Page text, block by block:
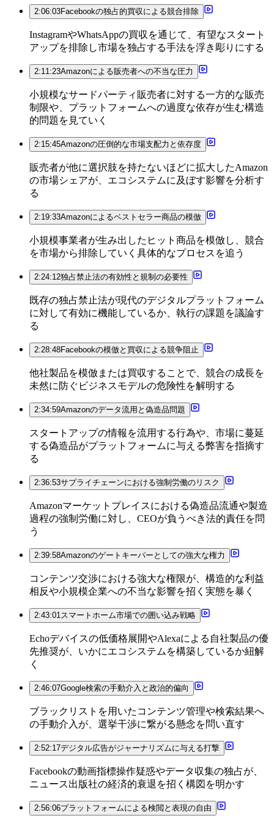
2:06:03Facebookの独占的買収による競合排除
InstagramやWhatsAppの買収を通じて、有望なスタート
アップを排除し市場を独占する手法を浮き彫りにする
2:11:23Amazonによる販売者への不当な圧力
小規模なサードパーティ販売者に対する一方的な販売
制限や、プラットフォームへの過度な依存が生む構造
的問題を見ていく
2:15:45Amazonの圧倒的な市場支配力と依存度
販売者が他に選択肢を持たないほどに拡大したAmazon
の市場シェアが、エコシステムに及ぼす影響を分析す
る
2:19:33Amazonによるベストセラー商品の模倣
小規模事業者が生み出したヒット商品を模倣し、競合
を市場から排除していく具体的なプロセスを追う
2:24:12独占禁止法の有効性と規制の必要性
既存の独占禁止法が現代のデジタルプラットフォーム
に対して有効に機能しているか、執行の課題を議論す
る
2:28:48Facebookの模倣と買収による競争阻止
他社製品を模倣または買収することで、競合の成長を
未然に防ぐビジネスモデルの危険性を解明する
2:34:59Amazonのデータ流用と偽造品問題
スタートアップの情報を流用する行為や、市場に蔓延
する偽造品がプラットフォームに与える弊害を指摘す
る
2:36:53サプライチェーンにおける強制労働のリスク
Amazonマーケットプレイスにおける偽造品流通や製造
過程の強制労働に対し、CEOが負うべき法的責任を問
う
2:39:58Amazonのゲートキーパーとしての強大な権力
コンテンツ交渉における強大な権限が、構造的な利益
相反や小規模企業への不当な影響を招く実態を暴く
2:43:01 スマートホーム市場での囲い込み戦略
Echoデバイスの低価格展開やAlexaによる自社製品の優
先推奨が、いかにエコシステムを構築しているか紐解
く
2:46:07Google検索の手動介入と政治的偏向
ブラックリストを用いたコンテンツ管理や検索結果へ
の手動介入が、選挙干渉に繋がる懸念を問い直す
2:52:17デジタル広告がジャーナリズムに与える打撃
Facebookの動画指標操作疑惑やデータ収集の独占が、
ニュース出版社の経済的衰退を招く構図を明かす
2:56:06プラットフォームによる検閲と表現の自由